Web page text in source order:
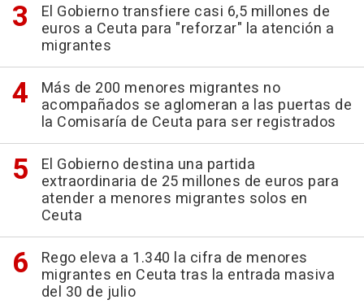
El Gobierno transfiere casi 6,5 millones de
euros a Ceuta para "reforzar" la atención a
migrantes
Más de 200 menores migrantes no
acompañados se aglomeran a las puertas de
la Comisaría de Ceuta para ser registrados
El Gobierno destina una partida
extraordinaria de 25 millones de euros para
atender a menores migrantes solos en
Ceuta
Rego eleva a 1.340 la cifra de menores
migrantes en Ceuta tras la entrada masiva
del 30 de julio